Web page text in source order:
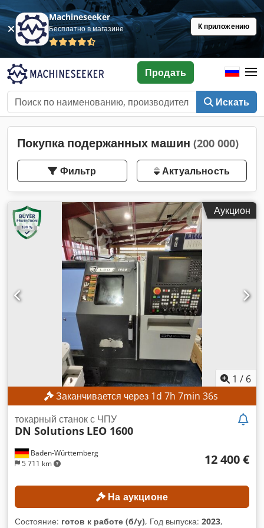
Machineseeker
Бесплатно в магазине К приложению
Искать
Продать
Покупка подержанных машин (200 000)
Фильтр Актуальность
Аукцион
1 / 6
Заканчивается через 1d 7h 7min 33s
Baden-Württemberg
5 711 km
токарный станок с ЧПУ
DN Solutions LEO 1600
12 400 €
На аукционе
Состояние: готов к работе (б/у), Год выпуска: 2023,